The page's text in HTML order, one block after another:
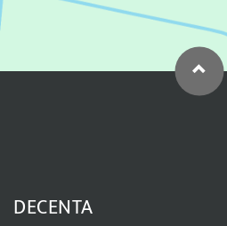
DECENTA